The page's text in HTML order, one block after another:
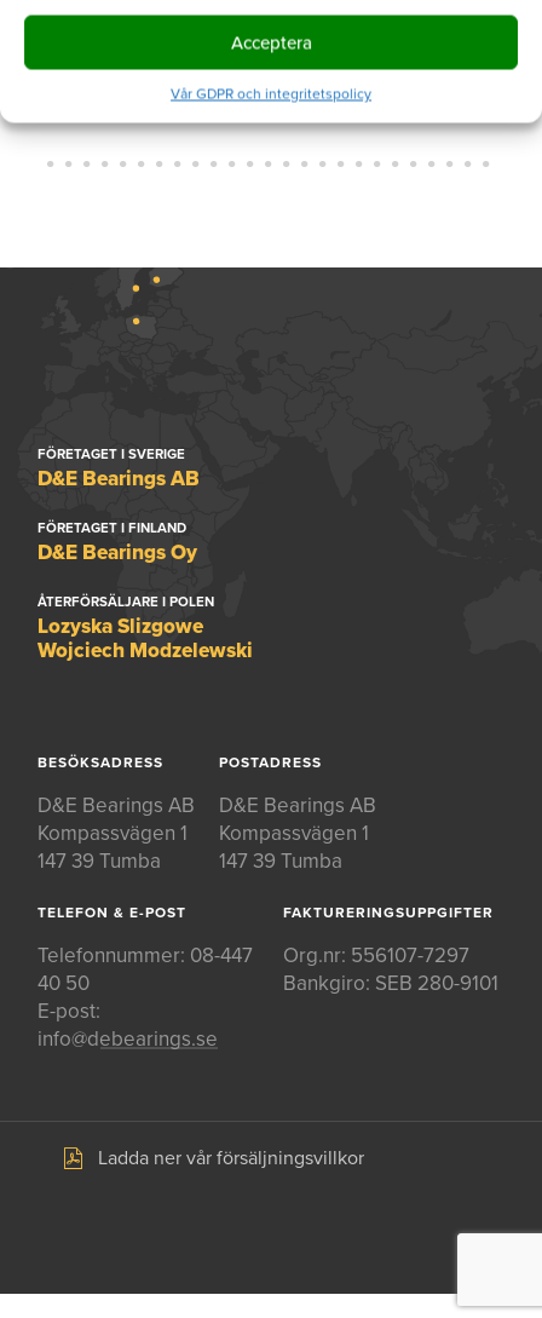
Acceptera
Vår GDPR och integritetspolicy
08-447 40 50
FÖRETAGET I SVERIGE
D&E Bearings AB
FÖRETAGET I FINLAND
D&E Bearings Oy
ÅTERFÖRSÄLJARE I POLEN
Lozyska Slizgowe
Wojciech Modzelewski
BESÖKSADRESS
D&E Bearings AB
Kompassvägen 1
147 39 Tumba
POSTADRESS
D&E Bearings AB
Kompassvägen 1
147 39 Tumba
TELEFON & E-POST
Telefonnummer: 08-447
40 50
E-post:
info@debearings.se
FAKTURERINGSUPPGIFTER
Org.nr: 556107-7297
Bankgiro: SEB 280-9101
Ladda ner vår försäljningsvillkor